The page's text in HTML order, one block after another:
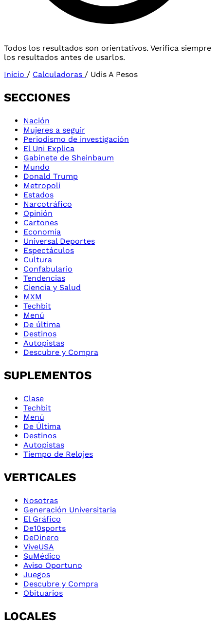
Todos los resultados son orientativos. Verifica siempre
los resultados antes de usarlos.
Inicio / Calculadoras / Udis A Pesos
SECCIONES
Nación
Mujeres a seguir
Periodismo de investigación
El Uni Explica
Gabinete de Sheinbaum
Mundo
Donald Trump
Metropoli
Estados
Narcotráfico
Opinión
Cartones
Economía
Universal Deportes
Espectáculos
Cultura
Confabulario
Tendencias
Ciencia y Salud
MXM
Techbit
Menú
De última
Destinos
Autopistas
Descubre y Compra
SUPLEMENTOS
Clase
Techbit
Menú
De Última
Destinos
Autopistas
Tiempo de Relojes
VERTICALES
Nosotras
Generación Universitaria
El Gráfico
De10sports
DeDinero
ViveUSA
SuMédico
Aviso Oportuno
Juegos
Descubre y Compra
Obituarios
LOCALES